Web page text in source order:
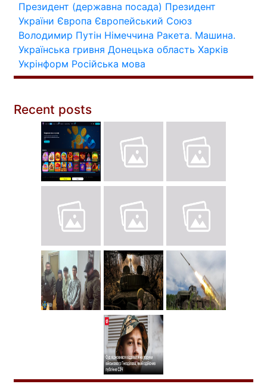
Президент (державна посада) Президент
України Європа Європейський Союз
Володимир Путін Німеччина Ракета. Машина.
Українська гривня Донецька область Харків
Укрінформ Російська мова
Recent posts